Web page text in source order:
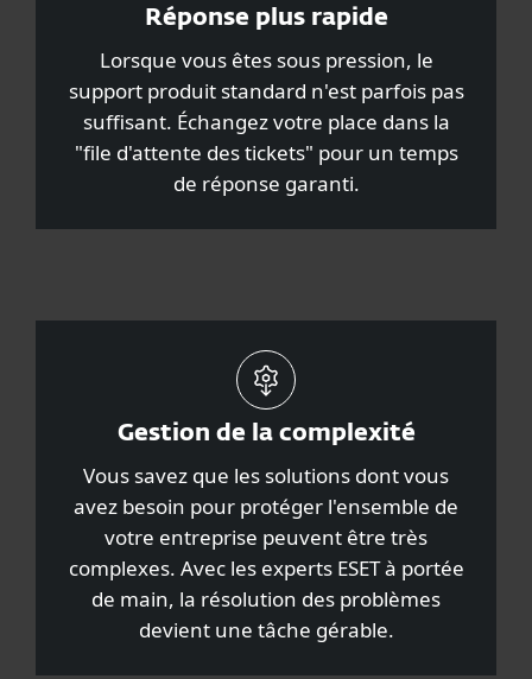
Réponse plus rapide
Lorsque vous êtes sous pression, le
support produit standard n'est parfois pas
suffisant. Échangez votre place dans la
"file d'attente des tickets" pour un temps
de réponse garanti.
Gestion de la complexité
Vous savez que les solutions dont vous
avez besoin pour protéger l'ensemble de
votre entreprise peuvent être très
complexes. Avec les experts ESET à portée
de main, la résolution des problèmes
devient une tâche gérable.